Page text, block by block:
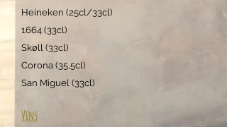
Heineken (25cl/33cl)
1664 (33cl)
Skøll (33cl)
Corona (35,5cl)
San Miguel (33cl)
Vins